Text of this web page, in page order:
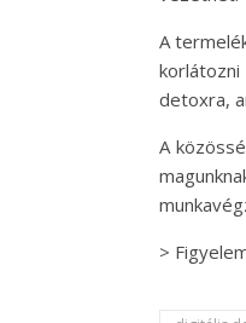
A
detoxra,
A
>